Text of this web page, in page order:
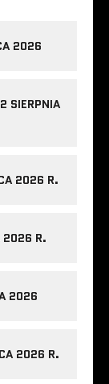
2026
SIERPNIA
2026 R.
2026 R.
2026
2026 R.